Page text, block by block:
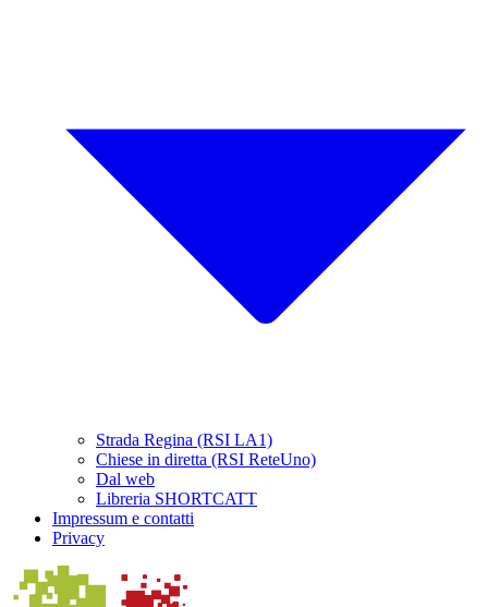
Strada Regina (RSI LA1)
Chiese in diretta (RSI ReteUno)
Dal web
Libreria SHORTCATT
Impressum e contatti
Privacy